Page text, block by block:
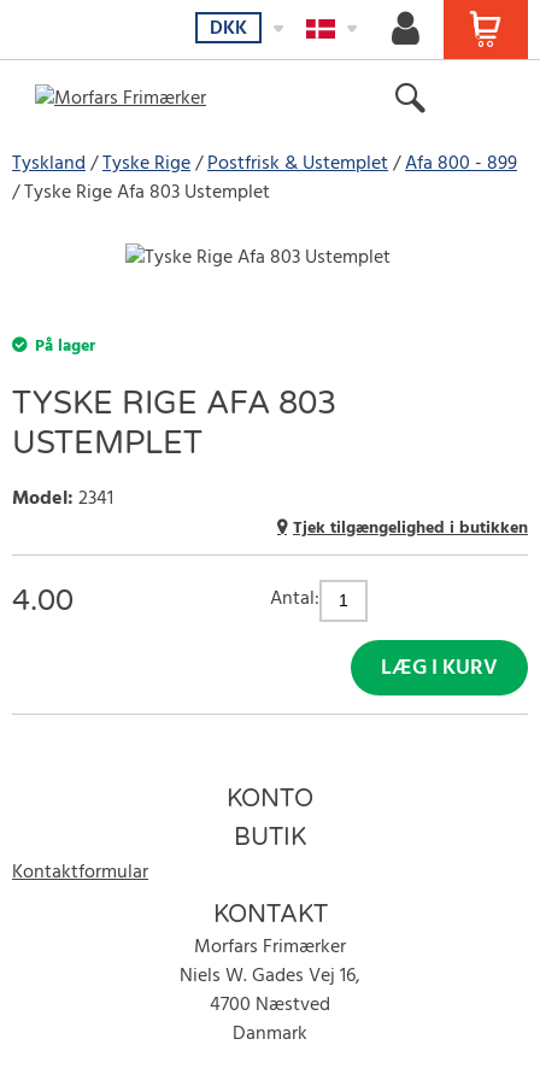
DKK
Tyskland Tyske Rige Postfrisk & Ustemplet Afa 800 - 899
Tyske Rige Afa 803 Ustemplet
På lager
TYSKE RIGE AFA 803
USTEMPLET
Model:2341
Tjek tilgængelighed i butikken
4.00 Antal:
LÆG I KURV
KONTO
BUTIK
Kontaktformular
KONTAKT
Morfars Frimærker
Niels W. Gades Vej 16,
4700 Næstved
Danmark